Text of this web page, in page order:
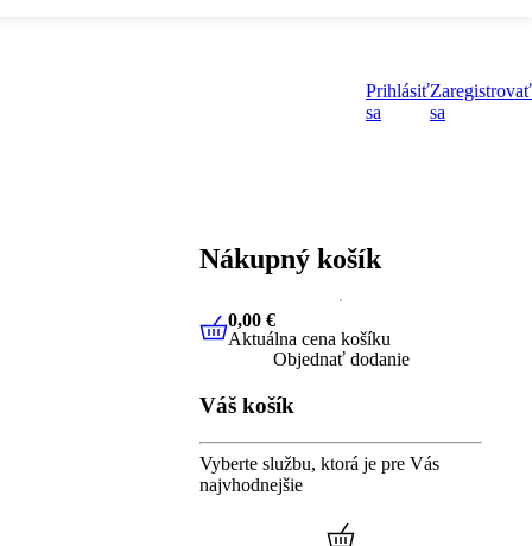
Prihlásiť
sa
Zaregistrovať
sa
Nákupný košík
0,00 €Aktuálna cena košíku
0,00 €
Aktuálna cena košíku
Objednať dodanie
Váš košík
Vyberte službu, ktorá je pre Vás
najvhodnejšie